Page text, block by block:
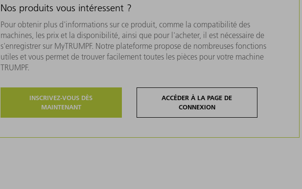
Nos produits vous intéressent ?
Pour obtenir plus d'informations sur ce produit, comme la compatibilité des
machines, les prix et la disponibilité, ainsi que pour l'acheter, il est nécessaire de
s'enregistrer sur MyTRUMPF. Notre plateforme propose de nombreuses fonctions
utiles et vous permet de trouver facilement toutes les pièces pour votre machine
TRUMPF.
INSCRIVEZ-VOUS DÈS
MAINTENANT
ACCÉDER À LA PAGE DE
CONNEXION